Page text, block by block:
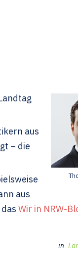
aus
– die
aus
Wir in NRW-
in